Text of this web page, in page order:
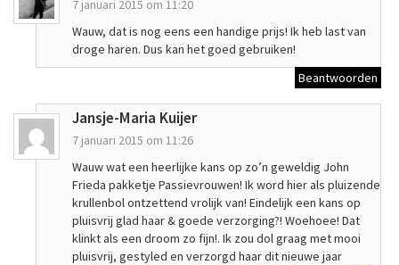
7 januari 2015 om 11:20
Wauw, dat is nog eens een handige prijs! Ik heb last van
droge haren. Dus kan het goed gebruiken!
Beantwoorden
Jansje-Maria Kuijer
7 januari 2015 om 11:26
Wauw wat een heerlijke kans op zo’n geweldig John
Frieda pakketje Passievrouwen! Ik word hier als pluizende
krullenbol ontzettend vrolijk van! Eindelijk een kans op
pluisvrij glad haar & goede verzorging?! Woehoee! Dat
klinkt als een droom zo fijn!. Ik zou dol graag met mooi
pluisvrij, gestyled en verzorgd haar dit nieuwe jaar